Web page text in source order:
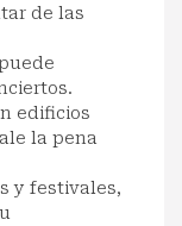
de las
edificios
la pena
y festivales,